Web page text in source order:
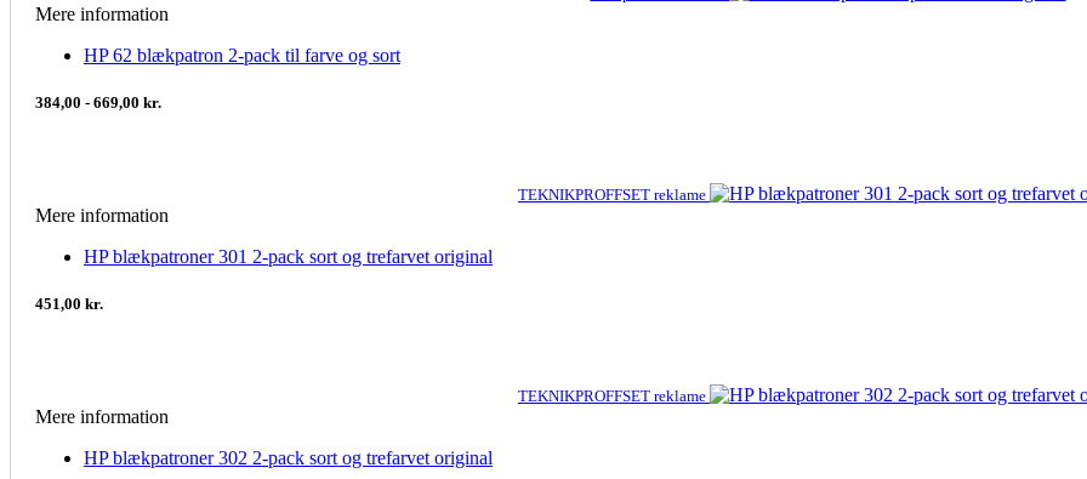
Mere information
HP 62 blækpatron 2-pack til farve og sort
384,00 - 669,00 kr.
TEKNIKPROFFSET reklame
Mere information
HP blækpatroner 301 2-pack sort og trefarvet original
451,00 kr.
TEKNIKPROFFSET reklame
Mere information
HP blækpatroner 302 2-pack sort og trefarvet original